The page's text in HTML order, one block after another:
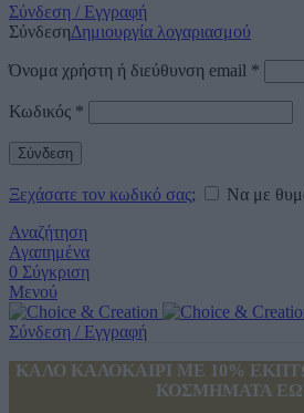
Σύνδεση / Εγγραφή
ΣύνδεσηΔημιουργία λογαριασμού
Όνομα χρήστη ή διεύθυνση email *
Κωδικός *
Σύνδεση
Ξεχάσατε τον κωδικό σας;
Να με
Αναζήτηση
Αγαπημένα
0 Σύγκριση
Μενού
Σύνδεση / Εγγραφή
ΚΑΛΟ ΚΑΛΟΚΑΙΡΙ ΜΕ 10%
ΚΟΣΜΗΜΑΤΑ